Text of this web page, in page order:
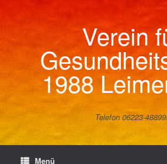
Verein
1988
Telefon 06223-
Menü